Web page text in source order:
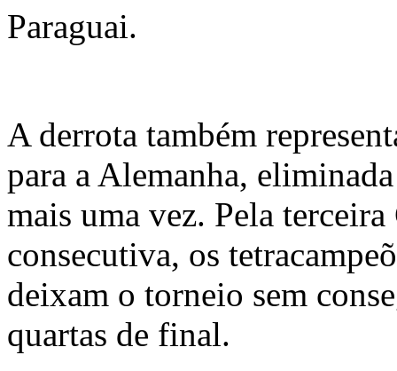
Paraguai.
A derrota também
para a Alemanha,
mais uma vez. Pela
consecutiva, os
deixam o torneio sem
quartas de final.